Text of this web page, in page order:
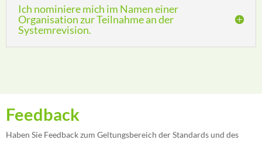
Ich nominiere mich im Namen einer
Organisation zur Teilnahme an der
Systemrevision.
Feedback
Haben Sie Feedback zum Geltungsbereich der Standards und des